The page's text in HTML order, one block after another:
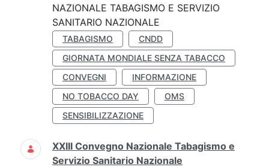
NAZIONALE TABAGISMO E SERVIZIO
SANITARIO NAZIONALE
TABAGISMO
CNDD
GIORNATA MONDIALE SENZA TABACCO
CONVEGNI
INFORMAZIONE
NO TOBACCO DAY
OMS
SENSIBILIZZAZIONE
XXIII Convegno Nazionale Tabagismo e
Servizio Sanitario Nazionale